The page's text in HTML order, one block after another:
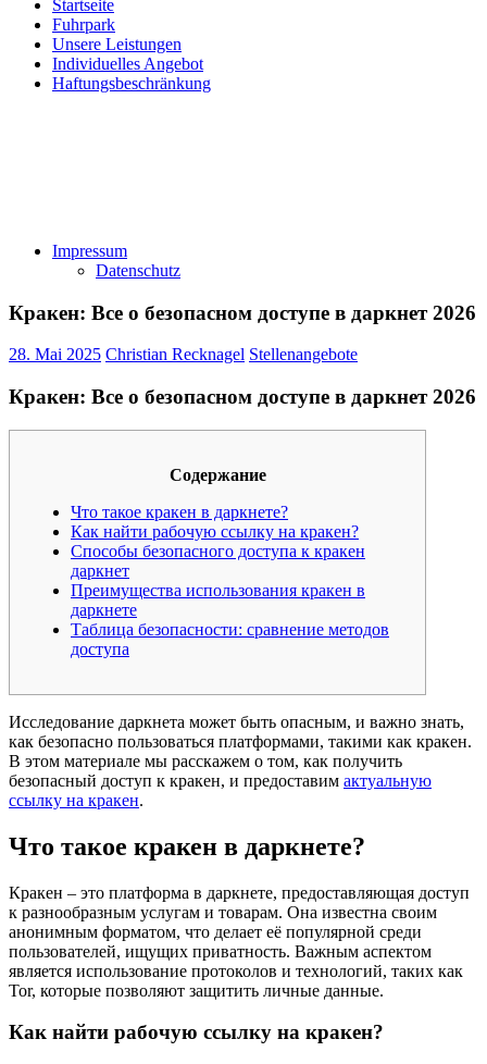
Startseite
Fuhrpark
Unsere Leistungen
Individuelles Angebot
Haftungsbeschränkung
Impressum
Datenschutz
Кракен: Все о безопасном доступе в даркнет 2026
28. Mai 2025 Christian Recknagel Stellenangebote
Кракен: Все о безопасном доступе в даркнет 2026
Содержание
Что такое кракен в даркнете?
Как найти рабочую ссылку на кракен?
Способы безопасного доступа к кракен
даркнет
Преимущества использования кракен в
даркнете
Таблица безопасности: сравнение методов
доступа
Исследование даркнета может быть опасным, и важно знать,
как безопасно пользоваться платформами, такими как кракен.
В этом материале мы расскажем о том, как получить
безопасный доступ к кракен, и предоставим актуальную
ссылку на кракен.
Что такое кракен в даркнете?
Кракен – это платформа в даркнете, предоставляющая доступ
к разнообразным услугам и товарам. Она известна своим
анонимным форматом, что делает её популярной среди
пользователей, ищущих приватность. Важным аспектом
является использование протоколов и технологий, таких как
Tor, которые позволяют защитить личные данные.
Как найти рабочую ссылку на кракен?